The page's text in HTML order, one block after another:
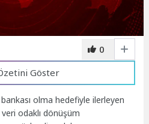
0
Göster
olma hedefiyle ilerleyen
odaklı dönüşüm